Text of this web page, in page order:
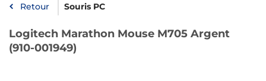
Retour Souris PC
Logitech Marathon Mouse M705 Argent
(910-001949)